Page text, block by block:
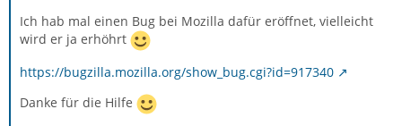
Ich hab mal einen Bug bei Mozilla dafür eröffnet, vielleicht
wird er ja erhöhrt
https://bugzilla.mozilla.org/show_bug.cgi?id=917340
Danke für die Hilfe